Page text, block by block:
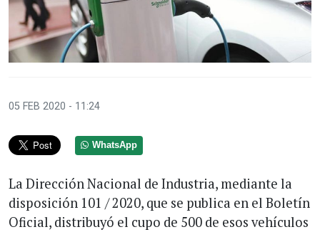
05 FEB 2020 - 11:24
WhatsApp
La Dirección Nacional de Industria, mediante la
disposición 101 / 2020, que se publica en el Boletín
Oficial, distribuyó el cupo de 500 de esos vehículos